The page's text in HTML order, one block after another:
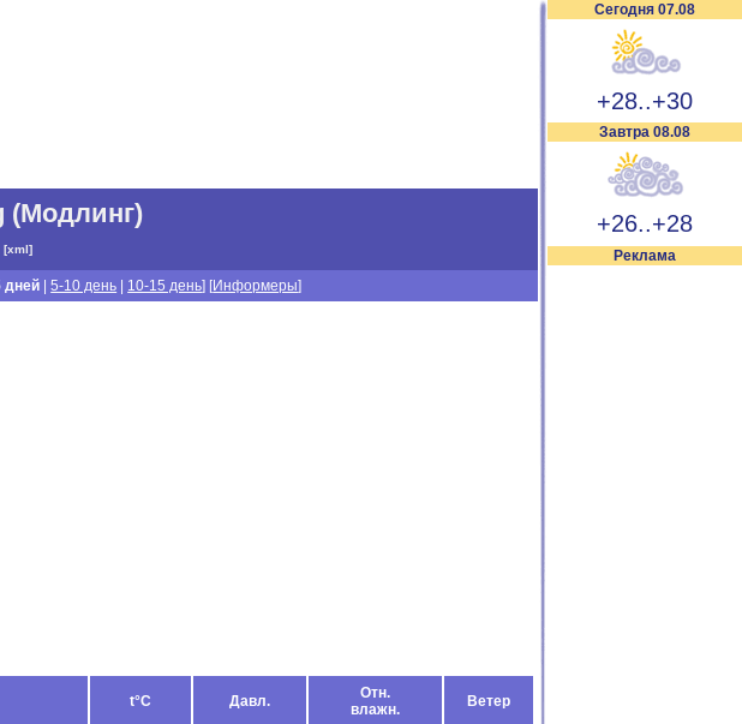
Сегодня 07.08
+28..+30
Завтра 08.08
+26..+28
Реклама
(Модлинг)
[xml]
дней |5-10 день 10-15 день] [Информеры]
t°C Давл.
Отн.
влажн.
Ветер